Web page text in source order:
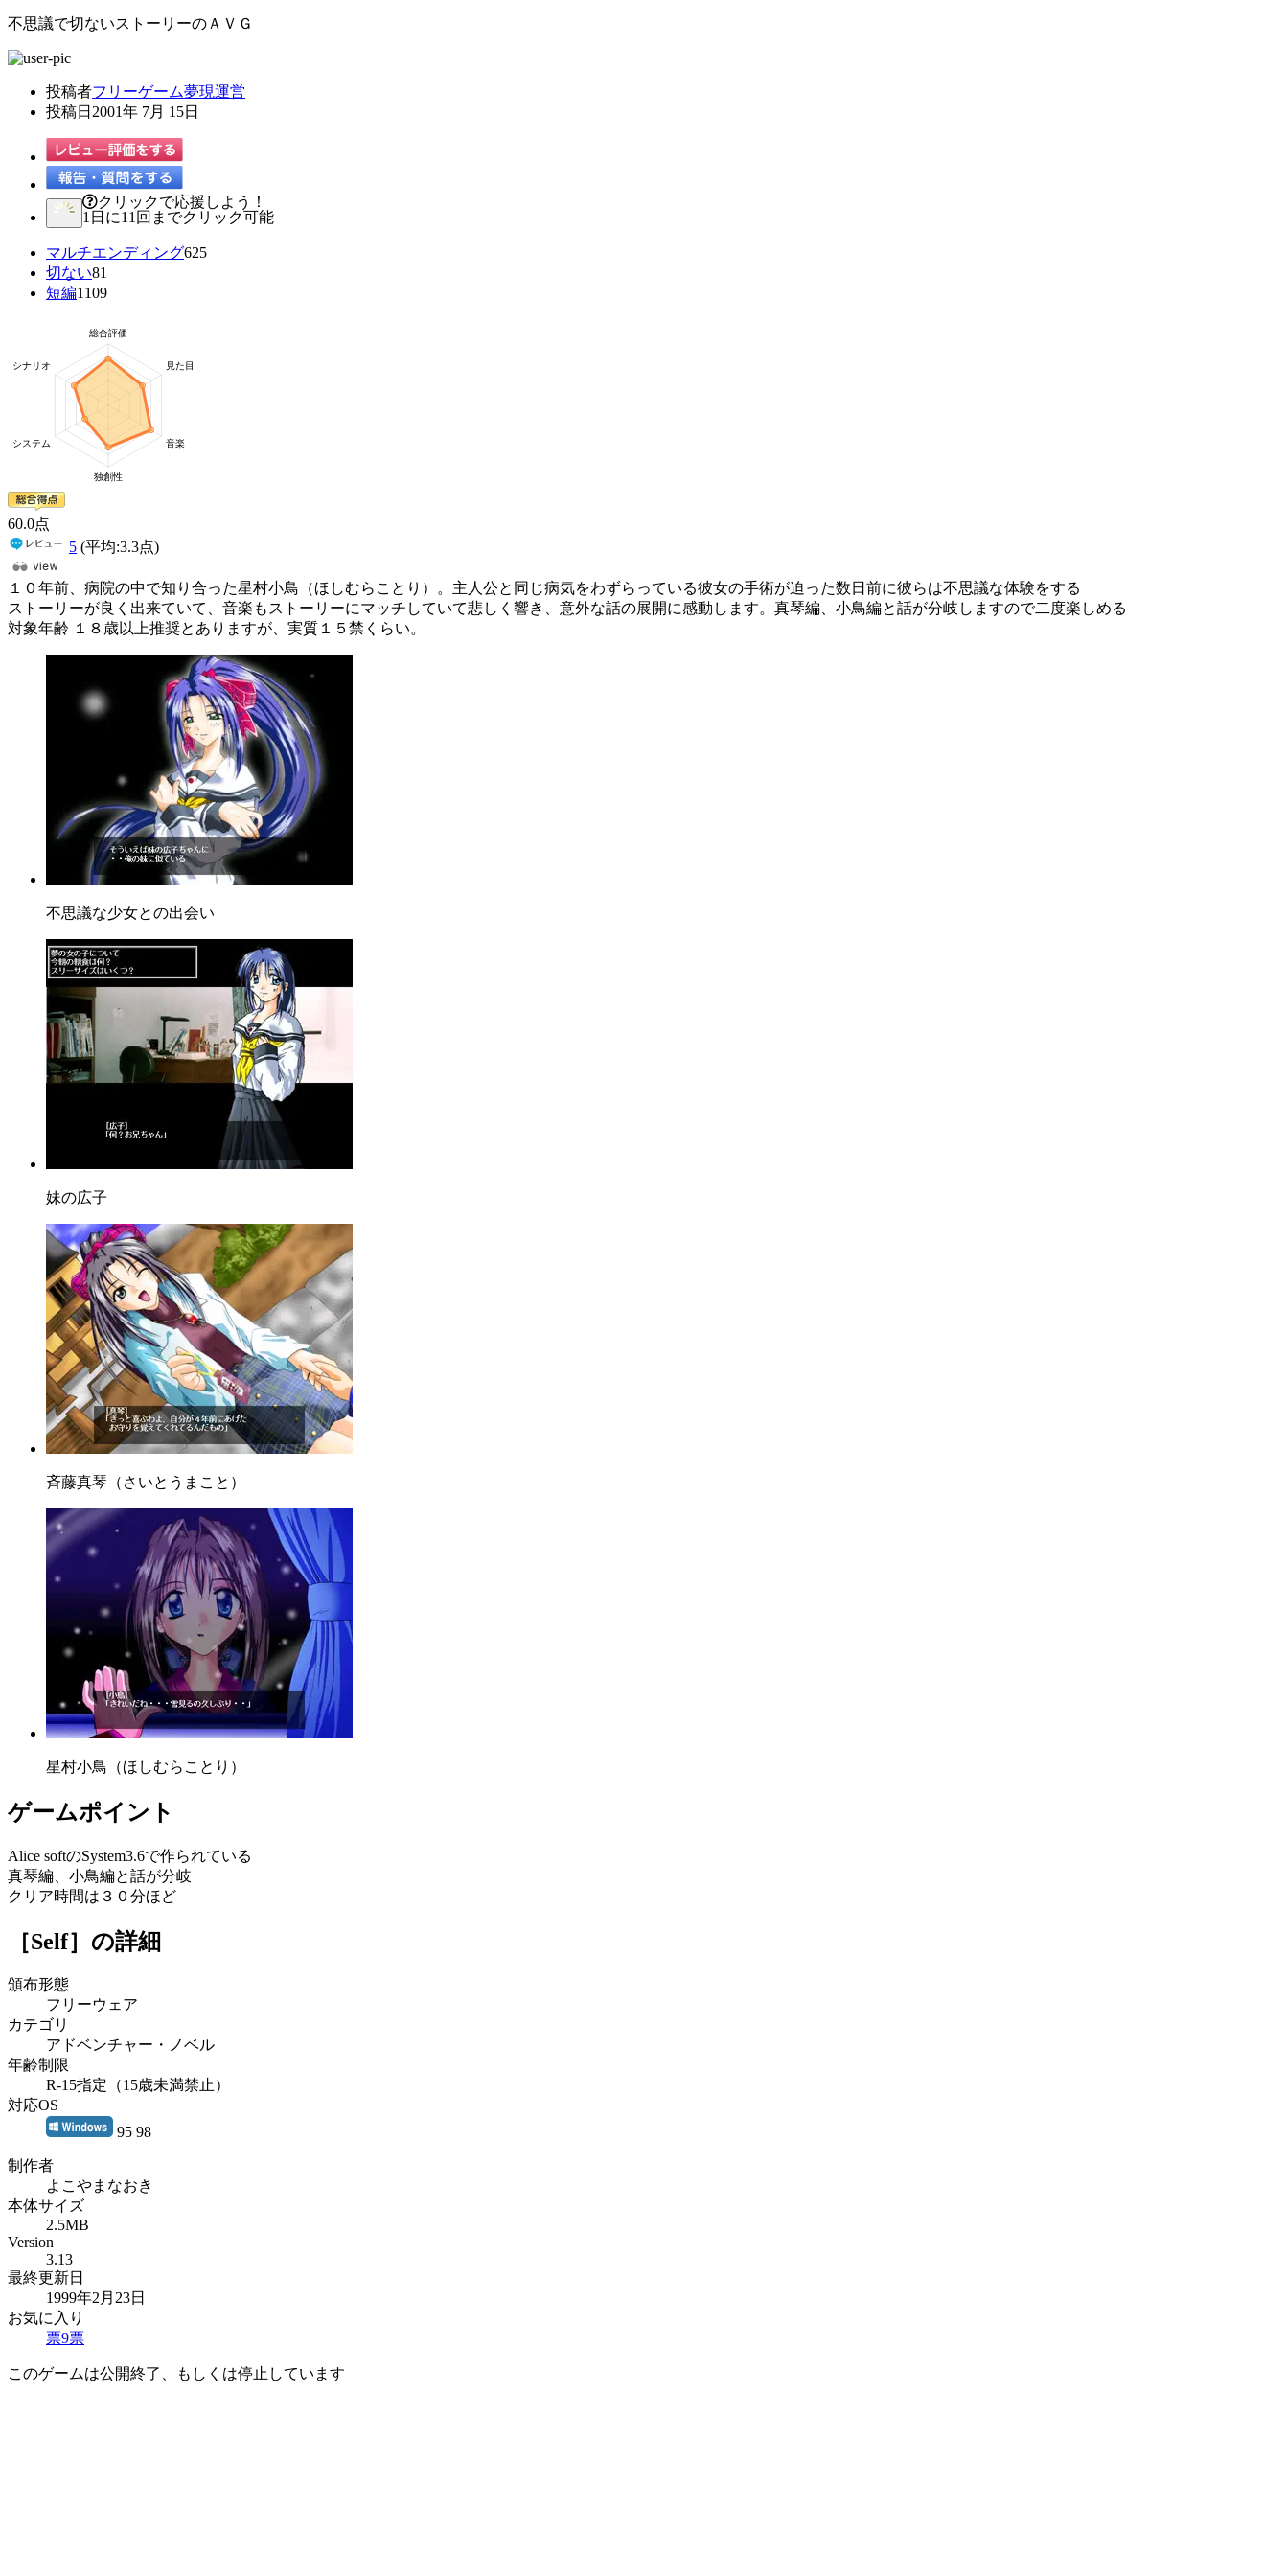
不思議で切ないストーリーのＡＶＧ
投稿者フリーゲーム夢現運営
投稿日 2001年 7月 15日
クリックで応援しよう！
1日に11回までクリック可能
マルチエンディング625
切ない81
短編1109
60.0点
5 (平均:3.3点)
１０年前、病院の中で知り合った星村小鳥（ほしむらことり）。主人公と同じ病気をわずらっている彼女の手術が迫った数日前に彼らは不思議な体験をする
ストーリーが良く出来ていて、音楽もストーリーにマッチしていて悲しく響き、意外な話の展開に感動します。真琴編、小鳥編と話が分岐しますので二度楽しめる
対象年齢 １８歳以上推奨とありますが、実質１５禁くらい。
不思議な少女との出会い
妹の広子
斉藤真琴（さいとうまこと）
星村小鳥（ほしむらことり）
ゲームポイント
Alice softのSystem3.6で作られている
真琴編、小鳥編と話が分岐
クリア時間は３０分ほど
［Self］ の詳細
頒布形態
フリーウェア
カテゴリ
アドベンチャー・ノベル
年齢制限
R-15指定（15歳未満禁止）
対応OS
95 98
制作者
よこやまなおき
本体サイズ
2.5MB
Version
3.13
最終更新日
1999年2月23日
お気に入り
票9票
このゲームは公開終了、もしくは停止しています